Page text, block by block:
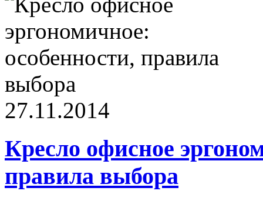
27.11.2014
Кресло офисное
правила выбора